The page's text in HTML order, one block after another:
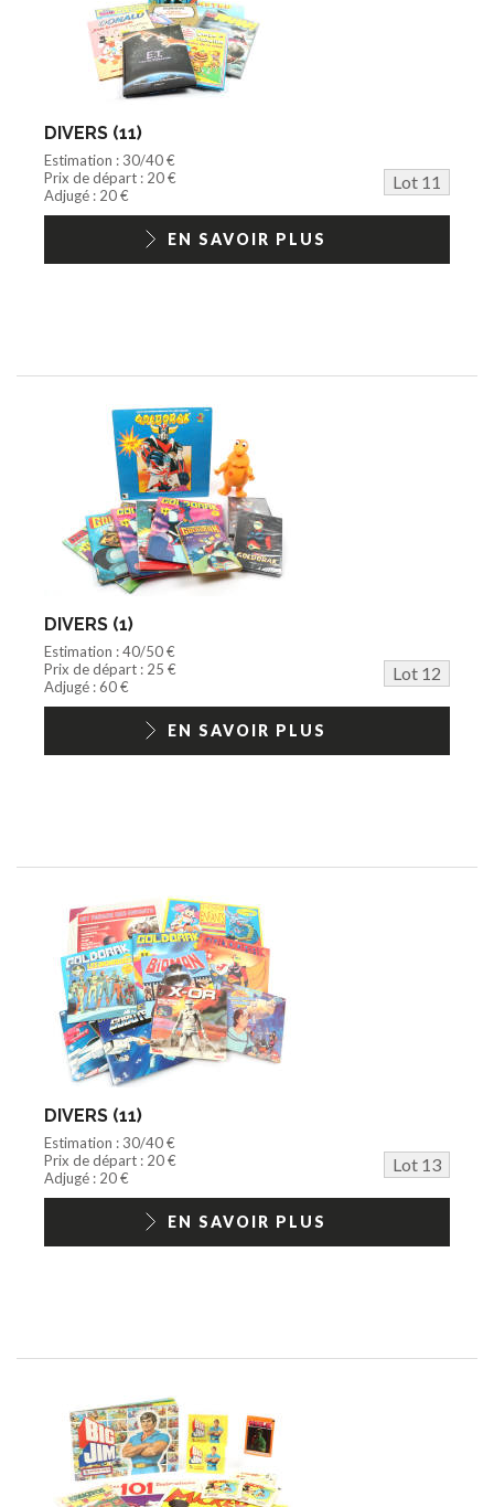
DIVERS (11)
Estimation : 30/40 €
Prix de départ : 20 €
Lot 11
Adjugé : 20 €
EN SAVOIR PLUS
DIVERS (1)
Estimation : 40/50 €
Prix de départ : 25 €
Lot 12
Adjugé : 60 €
EN SAVOIR PLUS
DIVERS (11)
Estimation : 30/40 €
Prix de départ : 20 €
Lot 13
Adjugé : 20 €
EN SAVOIR PLUS